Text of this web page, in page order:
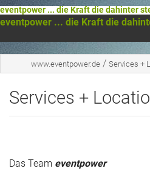
eventpower ... die Kraft die dahinter
eventpower ... die Kraft die
Startseite
Das war 2021
Das war 2019
www.eventpower.de / Services +
Services +
Das Team eventpower